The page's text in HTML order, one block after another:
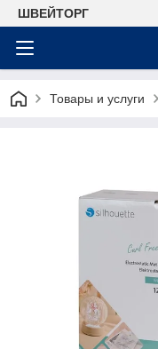
ШВЕЙТОРГ
Товары и услуги